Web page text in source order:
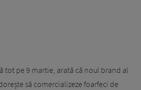
tot pe 9 martie, arată că noul brand al
să comercializeze foarfeci de